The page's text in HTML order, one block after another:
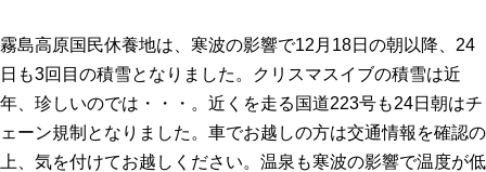
霧島高原国民休養地は、寒波の影響で12月18日の朝以降、24
日も3回目の積雪となりました。クリスマスイブの積雪は近
年、珍しいのでは・・・。近くを走る国道223号も24日朝はチ
ェーン規制となりました。車でお越しの方は交通情報を確認の
上、気を付けてお越しください。温泉も寒波の影響で温度が低